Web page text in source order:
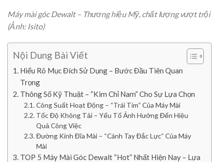
Máy mài góc Dewalt – Thương hiệu Mỹ, chất lượng vượt trội
(Ảnh: Isito)
Nội Dung Bài Viết
Hiểu Rõ Mục Đích Sử Dụng – Bước Đầu Tiên Quan
Trọng
Thông Số Kỹ Thuật – “Kim Chỉ Nam” Cho Sự Lựa Chọn
Công Suất Hoạt Động – “Trái Tim” Của Máy Mài
Tốc Độ Không Tải – Yếu Tố Ảnh Hưởng Đến Hiệu
Quả Công Việc
Đường Kính Đĩa Mài – “Cánh Tay Đắc Lực” Của Máy
Mài
TOP 5 Máy Mài Góc Dewalt “Hot” Nhất Hiện Nay – Lựa